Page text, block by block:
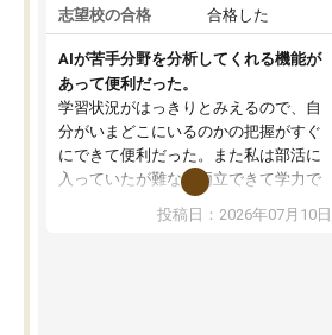
志望校の合格 合格した
AIが苦手分野を分析してくれる機能が
あって便利だった。
学習状況がはっきりとみえるので、自
分がいまどこにいるのかの把握がすぐ
にできて便利だった。また私は部活に
入っていたが難なく両立できて学力で
も部活でも結果を残すことができてよ
かった。また問題演習の際に、自分が
投稿日：2026年07月10日